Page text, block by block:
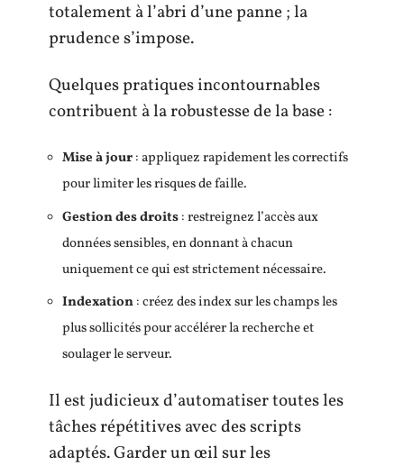
totalement à l’abri d’une panne ; la
prudence s’impose.
Quelques pratiques incontournables
contribuent à la robustesse de la base :
Mise à jour: appliquez rapidement les correctifs
pour limiter les risques de faille.
Gestion des droits: restreignez l’accès aux
données sensibles, en donnant à chacun
uniquement ce qui est strictement nécessaire.
Indexation: créez des index sur les champs les
plus sollicités pour accélérer la recherche et
soulager le serveur.
Il est judicieux d’automatiser toutes les
tâches répétitives avec des scripts
adaptés. Garder un œil sur les